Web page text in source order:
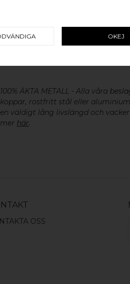
100% ÄKTA METALL - Alla våra
koppar, rostfritt stål eller
en väldigt lång livslängd och
mer här.
OSS
OKEJ